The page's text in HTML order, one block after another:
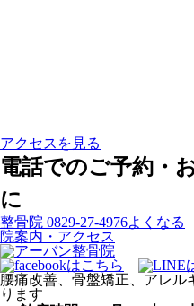
アクセスを見る
電話でのご予約・
に
整骨院 0829-27-4976よくなる
院案内・アクセス
腰痛改善、骨盤矯正、アレル
ります